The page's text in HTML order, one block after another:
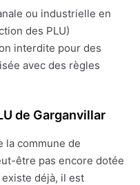
ou industrielle en
des PLU)
interdite pour des
avec des règles
de Garganvillar
la commune de
être pas encore dotée
existe déjà, il est